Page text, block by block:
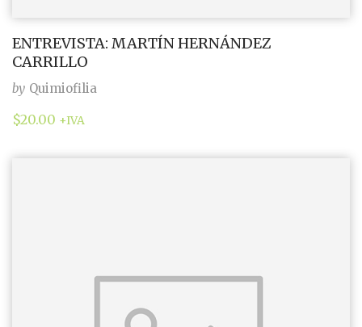
ENTREVISTA: MARTÍN HERNÁNDEZ
CARRILLO
by Quimiofilia
$20.00 +IVA